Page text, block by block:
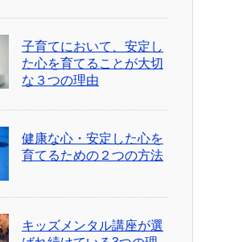
子育てにおいて、安定し
た心を育てることが大切
な３つの理由
健康な心・安定した心を
育てるための２つの方法
キッズメンタル講座が選